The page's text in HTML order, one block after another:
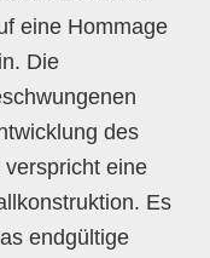
eine Hommage
Die
des
eine
Es
endgültige